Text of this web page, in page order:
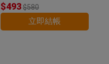
$493$580
立即結帳